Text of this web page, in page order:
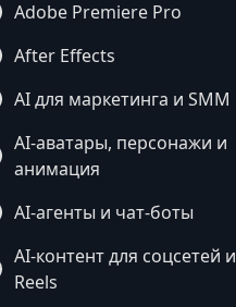
Adobe Premiere Pro
After Effects
AI для маркетинга и SMM
AI-аватары, персонажи и
анимация
AI-агенты и чат-боты
AI-контент для соцсетей и
Reels